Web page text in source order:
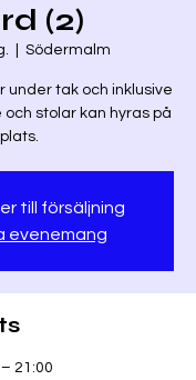
(2)
Södermalm
under tak och inklusive
stolar kan hyras på
plats.
till försäljning
evenemang
21:00